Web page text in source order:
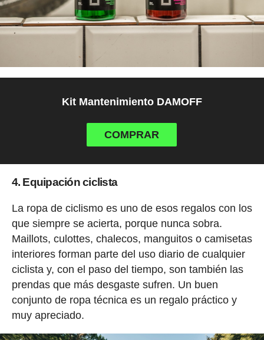
Kit Mantenimiento DAMOFF
COMPRAR
4. Equipación ciclista
La ropa de ciclismo es uno de esos regalos con los
que siempre se acierta, porque nunca sobra.
Maillots, culottes, chalecos, manguitos o camisetas
interiores forman parte del uso diario de cualquier
ciclista y, con el paso del tiempo, son también las
prendas que más desgaste sufren. Un buen
conjunto de ropa técnica es un regalo práctico y
muy apreciado.